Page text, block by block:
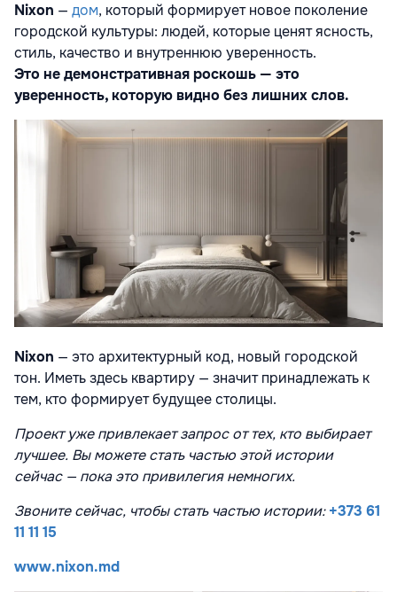
Nixon — дом, который формирует новое поколение
городской культуры: людей, которые ценят ясность,
стиль, качество и внутреннюю уверенность.
Это не демонстративная роскошь — это
уверенность, которую видно без лишних слов.
Nixon — это архитектурный код, новый городской
тон. Иметь здесь квартиру — значит принадлежать к
тем, кто формирует будущее столицы.
Проект уже привлекает запрос от тех, кто выбирает
лучшее. Вы можете стать частью этой истории
сейчас — пока это привилегия немногих.
Звоните сейчас, чтобы стать частью истории:+373 61
11 11 15
www.nixon.md